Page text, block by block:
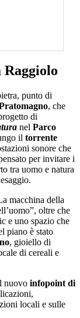
Raggiolo
punto di
, che
di
nel Parco
il torrente
sonore che
per invitare i
tra uomo e natura
macchina della
oltre che
e uno spazio che
piano è stato
, gioiello di
di cereali e
nuovo infopoint di
locali e sulle